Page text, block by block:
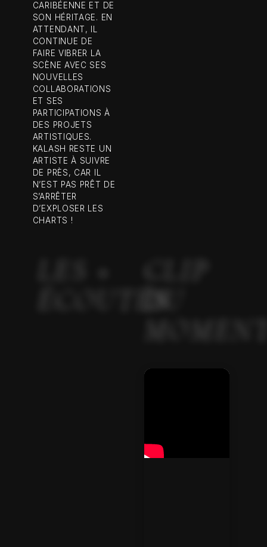
CARIBÉENNE ET DE
SON HÉRITAGE. EN
ATTENDANT, IL
CONTINUE DE
FAIRE VIBRER LA
SCÈNE AVEC SES
NOUVELLES
COLLABORATIONS
ET SES
PARTICIPATIONS À
DES PROJETS
ARTISTIQUES.
KALASH RESTE UN
ARTISTE À SUIVRE
DE PRÈS, CAR IL
N’EST PAS PRÊT DE
S’ARRÊTER
D’EXPLOSER LES
CHARTS !
ÉCOUTÉS
DU